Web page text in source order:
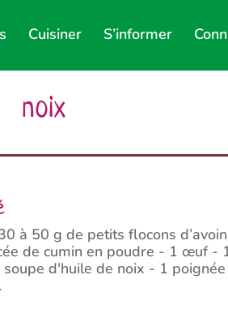
Cuisiner S’informer
noix
à 50 g de petits flocons
de cumin en poudre - 1 œuf -
d'huile de noix - 1